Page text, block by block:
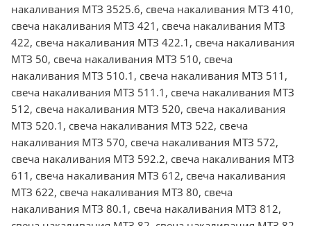
накаливания МТЗ 3525.6, свеча накаливания МТЗ 410,
свеча накаливания МТЗ 421, свеча накаливания МТЗ
422, свеча накаливания МТЗ 422.1, свеча накаливания
МТЗ 50, свеча накаливания МТЗ 510, свеча
накаливания МТЗ 510.1, свеча накаливания МТЗ 511,
свеча накаливания МТЗ 511.1, свеча накаливания МТЗ
512, свеча накаливания МТЗ 520, свеча накаливания
МТЗ 520.1, свеча накаливания МТЗ 522, свеча
накаливания МТЗ 570, свеча накаливания МТЗ 572,
свеча накаливания МТЗ 592.2, свеча накаливания МТЗ
611, свеча накаливания МТЗ 612, свеча накаливания
МТЗ 622, свеча накаливания МТЗ 80, свеча
накаливания МТЗ 80.1, свеча накаливания МТЗ 812,